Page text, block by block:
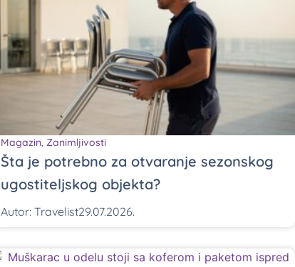
Magazin, Zanimljivosti
Šta je potrebno za otvaranje sezonskog
ugostiteljskog objekta?
Autor: Travelist29.07.2026.